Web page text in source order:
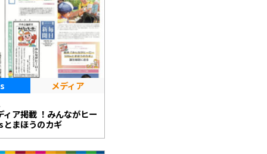
メディア
ィア掲載 ！みんながヒー
とまほうのカギ